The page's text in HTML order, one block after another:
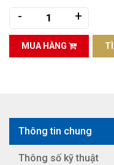
- +
MUA HÀNG
Thông tin chung
Thông số kỹ thuật